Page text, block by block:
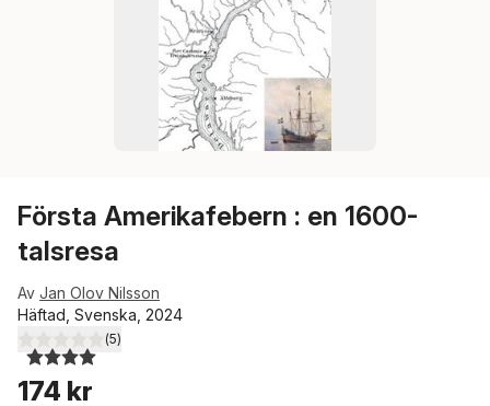
Första Amerikafebern : en 1600-
talsresa
Av Jan Olov Nilsson
Häftad, Svenska, 2024
4,0utav 5 stjärnor. Totalt antal röster:
(5)
174 kr